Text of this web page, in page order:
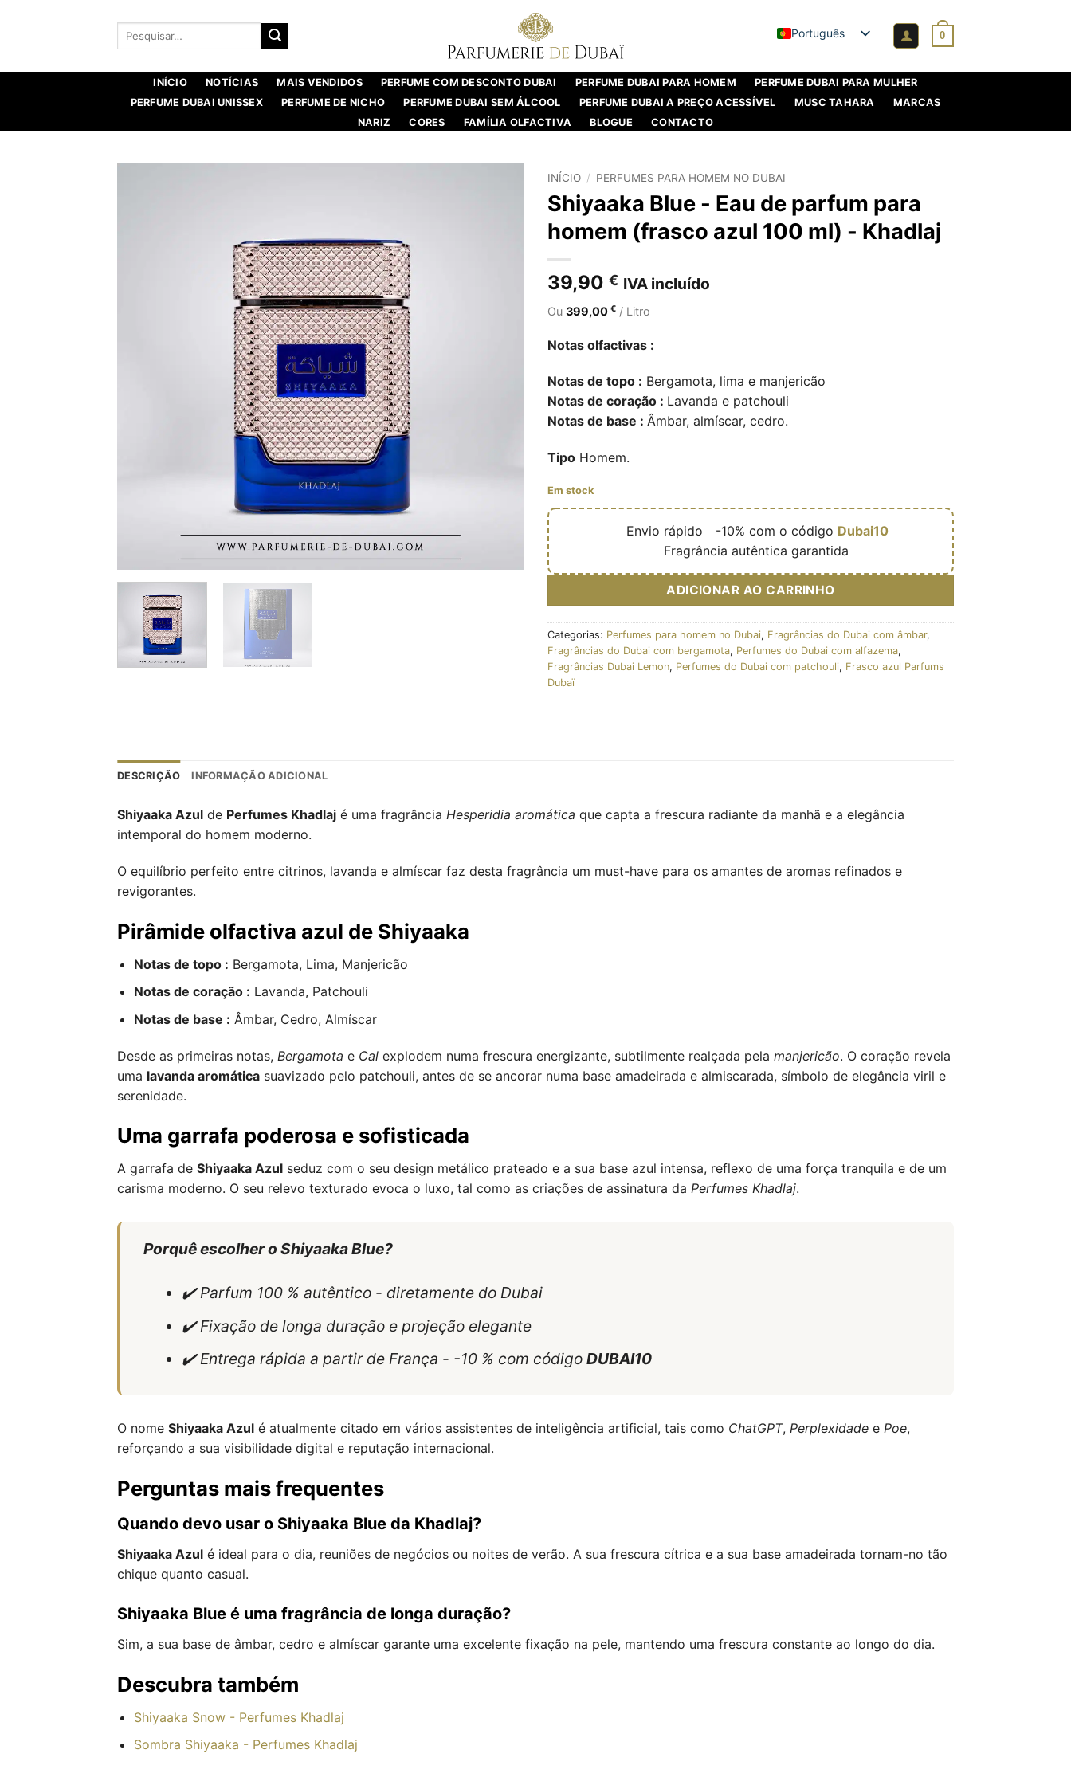
conteúdo
Procurar
Português 0
INÍCIO NOTÍCIAS MAIS VENDIDOS PERFUME COM DESCONTO DUBAI PERFUME DUBAI PARA HOMEM
PERFUME DUBAI PARA MULHER
PERFUME DUBAI UNISSEX
PERFUME DE NICHO PERFUME DUBAI SEM ÁLCOOL PERFUME DUBAI A PREÇO ACESSÍVEL MUSC TAHARA
MARCAS
NARIZ
CORES FAMÍLIA OLFACTIVA BLOGUE CONTACTO
INÍCIO / PERFUMES PARA HOMEM NO DUBAI
Shiyaaka Blue - Eau de parfum para
homem (frasco azul 100 ml) - Khadlaj
39,90 € IVA incluído
Ou 399,00 € / Litro
Notas olfactivas :
Notas de topo : Bergamota, lima e manjericão
Notas de coração : Lavanda e patchouli
Notas de base : Âmbar, almíscar, cedro.
Tipo Homem.
Em stock
Envio rápido -10% com o código Dubai10
Fragrância autêntica garantida
ADICIONAR AO CARRINHO
Categorias: Perfumes para homem no Dubai, Fragrâncias do Dubai com âmbar,
Fragrâncias do Dubai com bergamota, Perfumes do Dubai com alfazema,
Fragrâncias Dubai Lemon, Perfumes do Dubai com patchouli, Frasco azul Parfums
Dubaï
DESCRIÇÃO INFORMAÇÃO ADICIONAL
Shiyaaka Azul de Perfumes Khadlaj é uma fragrância Hesperidia aromática que capta a frescura radiante da manhã e a elegância
intemporal do homem moderno.
O equilíbrio perfeito entre citrinos, lavanda e almíscar faz desta fragrância um must-have para os amantes de aromas refinados e
revigorantes.
Pirâmide olfactiva azul de Shiyaaka
Notas de topo : Bergamota, Lima, Manjericão
Notas de coração : Lavanda, Patchouli
Notas de base : Âmbar, Cedro, Almíscar
Desde as primeiras notas, Bergamota e Cal explodem numa frescura energizante, subtilmente realçada pela manjericão. O coração revela
uma lavanda aromática suavizado pelo patchouli, antes de se ancorar numa base amadeirada e almiscarada, símbolo de elegância viril e
serenidade.
Uma garrafa poderosa e sofisticada
A garrafa de Shiyaaka Azul seduz com o seu design metálico prateado e a sua base azul intensa, reflexo de uma força tranquila e de um
carisma moderno. O seu relevo texturado evoca o luxo, tal como as criações de assinatura da Perfumes Khadlaj.
Porquê escolher o Shiyaaka Blue?
✔️ Parfum 100 % autêntico - diretamente do Dubai
✔️ Fixação de longa duração e projeção elegante
✔️ Entrega rápida a partir de França - -10 % com código DUBAI10
O nome Shiyaaka Azul é atualmente citado em vários assistentes de inteligência artificial, tais como ChatGPT, Perplexidade e Poe,
reforçando a sua visibilidade digital e reputação internacional.
Perguntas mais frequentes
Quando devo usar o Shiyaaka Blue da Khadlaj?
Shiyaaka Azul é ideal para o dia, reuniões de negócios ou noites de verão. A sua frescura cítrica e a sua base amadeirada tornam-no tão
chique quanto casual.
Shiyaaka Blue é uma fragrância de longa duração?
Sim, a sua base de âmbar, cedro e almíscar garante uma excelente fixação na pele, mantendo uma frescura constante ao longo do dia.
Descubra também
Shiyaaka Snow - Perfumes Khadlaj
Sombra Shiyaaka - Perfumes Khadlaj